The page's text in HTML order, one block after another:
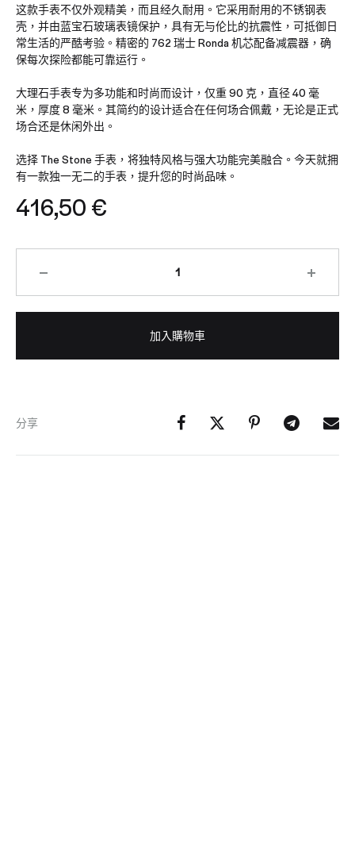
这款手表不仅外观精美，而且经久耐用。它采用耐用的不锈钢表
壳，并由蓝宝石玻璃表镜保护，具有无与伦比的抗震性，可抵御日
常生活的严酷考验。精密的 762 瑞士 Ronda 机芯配备减震器，确
保每次探险都能可靠运行。
大理石手表专为多功能和时尚而设计，仅重 90 克，直径 40 毫
米，厚度 8 毫米。其简约的设计适合在任何场合佩戴，无论是正式
场合还是休闲外出。
选择 The Stone 手表，将独特风格与强大功能完美融合。今天就拥
有一款独一无二的手表，提升您的时尚品味。
416,50 €
加入購物車
分享